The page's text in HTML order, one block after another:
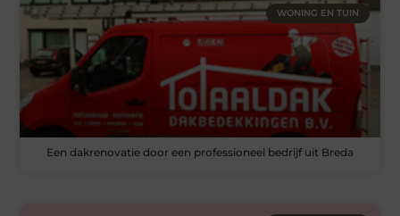
WONING EN TUIN
Een dakrenovatie door een professioneel bedrijf uit Breda